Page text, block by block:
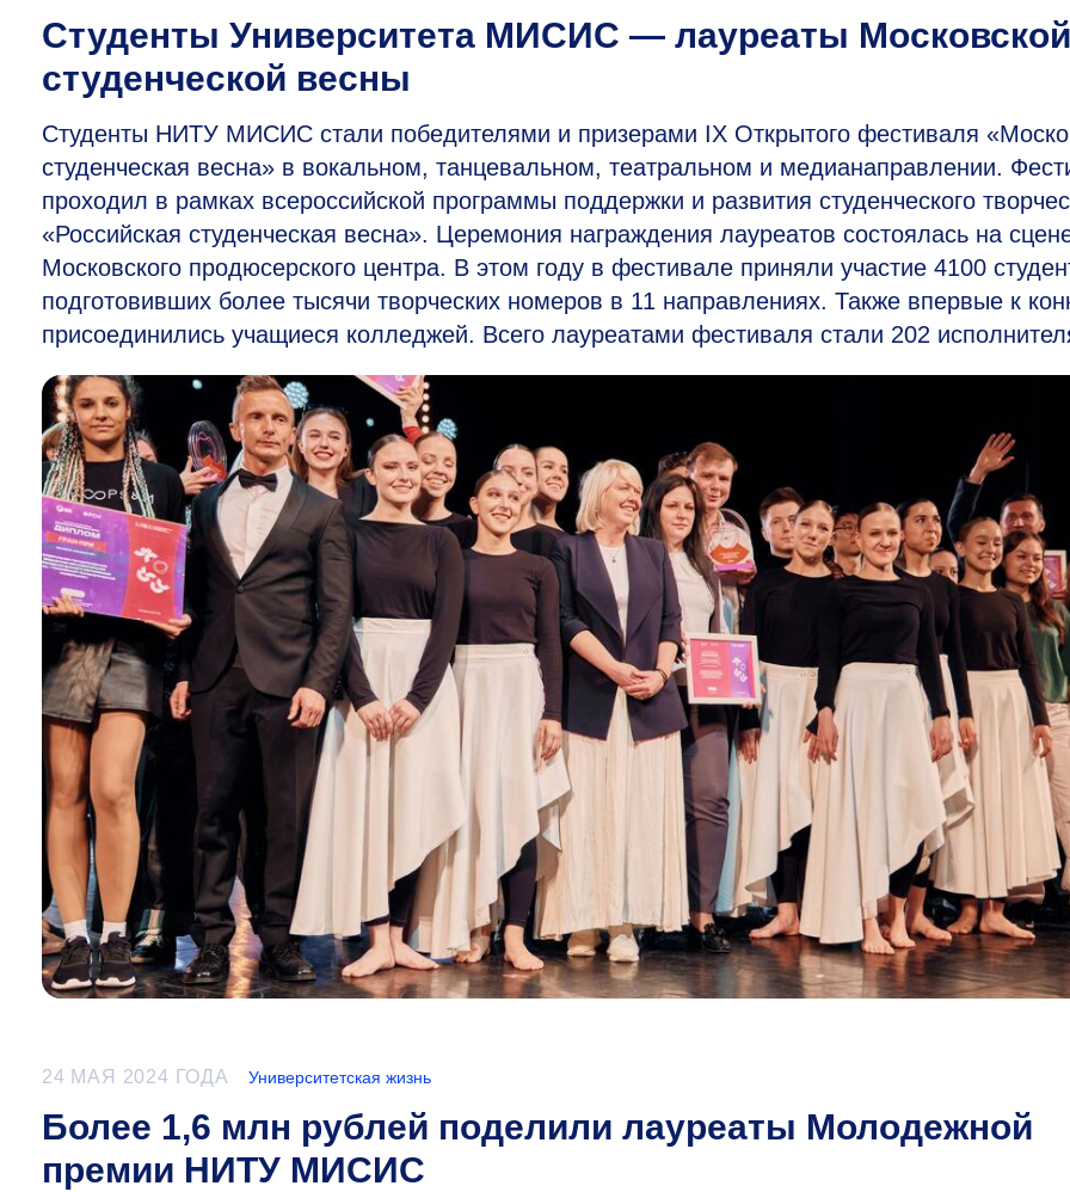
Студенты Университета МИСИС — лауреаты Московской
студенческой весны
Студенты НИТУ МИСИС стали победителями и призерами IX Открытого фестиваля
студенческая весна» в вокальном, танцевальном, театральном и медианаправлении.
проходил в рамках всероссийской программы поддержки и развития студенческого
«Российская студенческая весна». Церемония награждения лауреатов состоялась на
Московского продюсерского центра. В этом году в фестивале приняли участие 4100
подготовивших более тысячи творческих номеров в 11 направлениях. Также впервые к
присоединились учащиеся колледжей. Всего лауреатами фестиваля стали 202
24 МАЯ 2024 ГОДА Университетская жизнь
Более 1,6 млн рублей поделили лауреаты Молодежной
премии НИТУ МИСИС